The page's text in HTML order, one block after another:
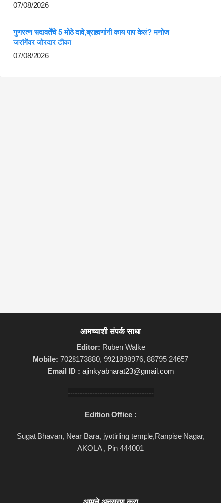
07/08/2026
गुणरत्न सदावर्तेंचे 5 मोठे दावे,ब्राह्मणांनी काय पाप केलं? मनोज
जरांगेंवर जोरदार टीका
07/08/2026
आमच्याशी संपर्क साधा
Editor: Ruben Walke
Mobile: 7028173880, 9921898976, 88795 24657
Email ID : ajinkyabharat23@gmail.com
-----------------------------------
Edition Office :
Sugat Bhavan, Near Bara, jyotirling temple,Ranpise Nagar,
AKOLA , Pin 444001